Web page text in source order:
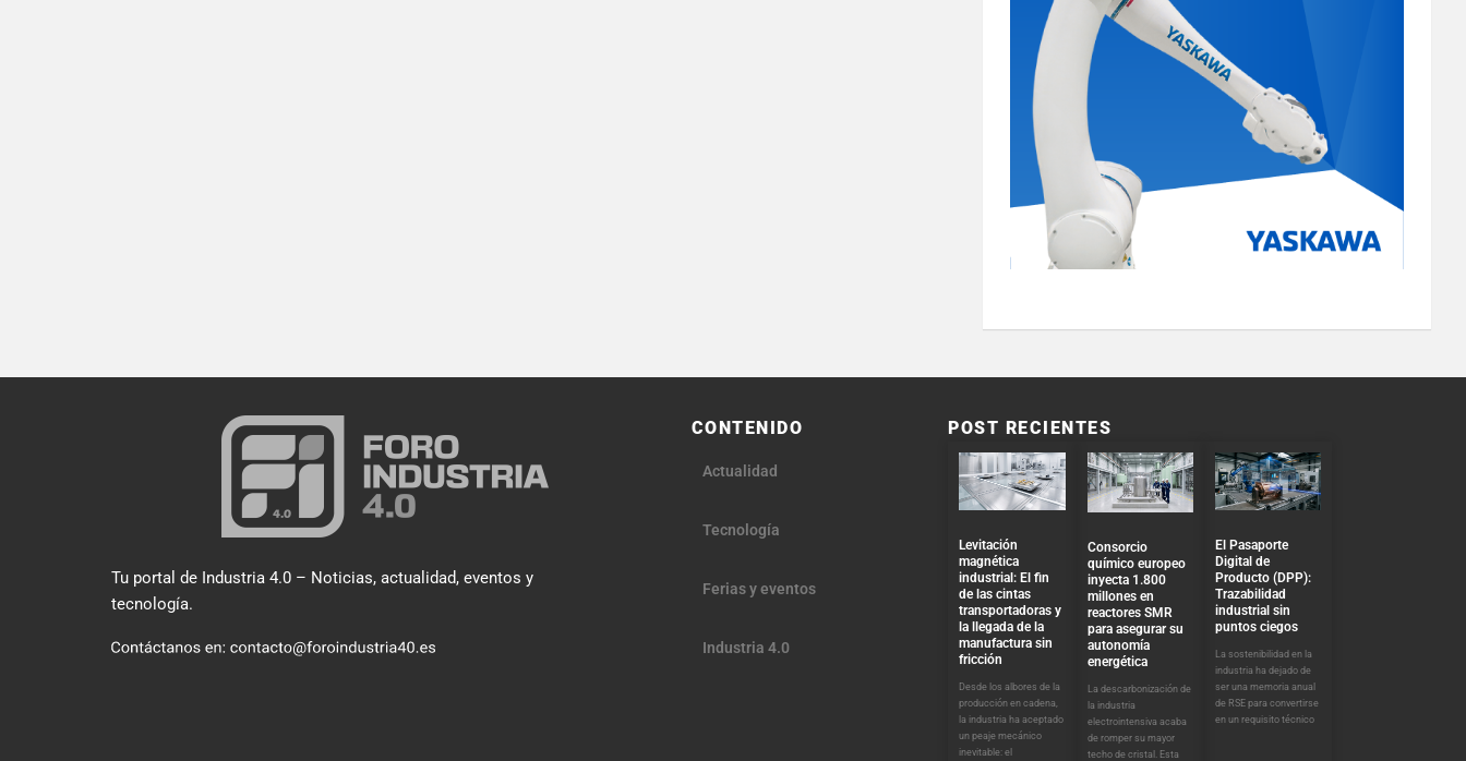
Tu portal de Industria 4.0 – Noticias, actualidad, eventos y
tecnología.
CONTENIDO
Actualidad
Tecnología
Ferias y eventos
Industria 4.0
POST RECIENTES
Levitación
magnética
industrial: El fin
de las cintas
transportadoras y
la llegada de la
manufactura sin
fricción
Desde los albores de la
producción en cadena,
la industria ha aceptado
un peaje mecánico
inevitable: el
Consorcio
químico europeo
inyecta 1.800
millones en
reactores SMR
para asegurar su
autonomía
energética
La descarbonización de
la industria
electrointensiva acaba
de romper su mayor
techo de cristal. Esta
El Pasaporte
Digital de
Producto (DPP):
Trazabilidad
industrial sin
puntos ciegos
La sostenibilidad en la
industria ha dejado de
ser una memoria anual
de RSE para convertirse
en un requisito técnico